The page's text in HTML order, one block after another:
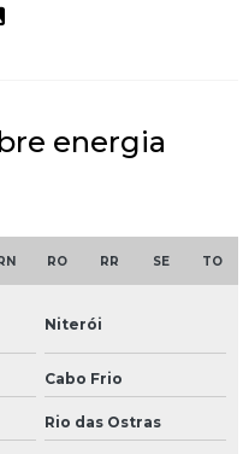
energia
RO RR SE TO
Niterói
Cabo Frio
Rio das Ostras